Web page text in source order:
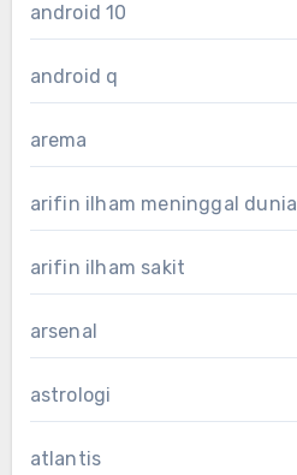
android 10
android q
arema
arifin ilham meninggal dunia
arifin ilham sakit
arsenal
astrologi
atlantis